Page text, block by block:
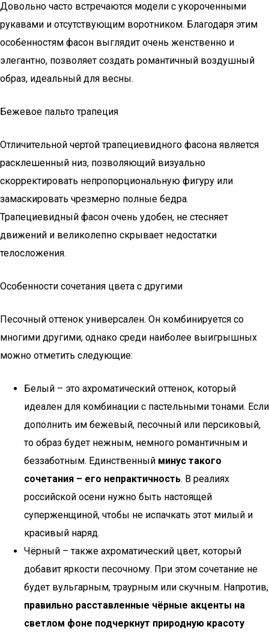
Довольно часто встречаются модели с укороченными
рукавами и отсутствующим воротником. Благодаря этим
особенностям фасон выглядит очень женственно и
элегантно, позволяет создать романтичный воздушный
образ, идеальный для весны.
Бежевое пальто трапеция
Отличительной чертой трапециевидного фасона является
расклешенный низ, позволяющий визуально
скорректировать непропорциональную фигуру или
замаскировать чрезмерно полные бедра.
Трапециевидный фасон очень удобен, не стесняет
движений и великолепно скрывает недостатки
телосложения.
Особенности сочетания цвета с другими
Песочный оттенок универсален. Он комбинируется со
многими другими, однако среди наиболее выигрышных
можно отметить следующие:
Белый – это ахроматический оттенок, который
идеален для комбинации с пастельными тонами. Если
дополнить им бежевый, песочный или персиковый,
то образ будет нежным, немного романтичным и
беззаботным. Единственный минус такого
сочетания – его непрактичность. В реалиях
российской осени нужно быть настоящей
суперженщиной, чтобы не испачкать этот милый и
красивый наряд.
Чёрный – также ахроматический цвет, который
добавит яркости песочному. При этом сочетание не
будет вульгарным, траурным или скучным. Напротив,
правильно расставленные чёрные акценты на
светлом фоне подчеркнут природную красоту